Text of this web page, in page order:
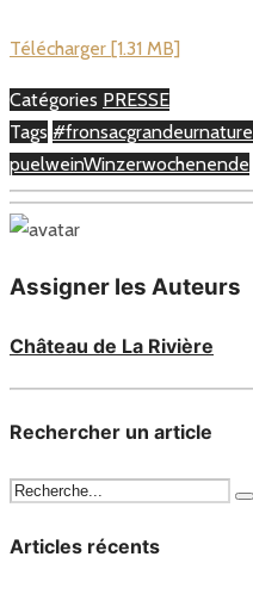
Télécharger [1.31 MB]
Catégories PRESSE
Tags #fronsacgrandeurnature
puelweinWinzerwochenende
Assigner les Auteurs
Château de La Rivière
Rechercher un article
Articles récents